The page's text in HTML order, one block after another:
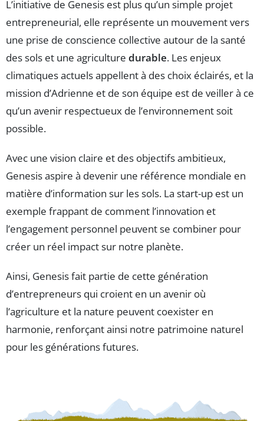
L’initiative de Genesis est plus qu’un simple projet
entrepreneurial, elle représente un mouvement vers
une prise de conscience collective autour de la santé
des sols et une agriculture durable. Les enjeux
climatiques actuels appellent à des choix éclairés, et la
mission d’Adrienne et de son équipe est de veiller à ce
qu’un avenir respectueux de l’environnement soit
possible.
Avec une vision claire et des objectifs ambitieux,
Genesis aspire à devenir une référence mondiale en
matière d’information sur les sols. La start-up est un
exemple frappant de comment l’innovation et
l’engagement personnel peuvent se combiner pour
créer un réel impact sur notre planète.
Ainsi, Genesis fait partie de cette génération
d’entrepreneurs qui croient en un avenir où
l’agriculture et la nature peuvent coexister en
harmonie, renforçant ainsi notre patrimoine naturel
pour les générations futures.